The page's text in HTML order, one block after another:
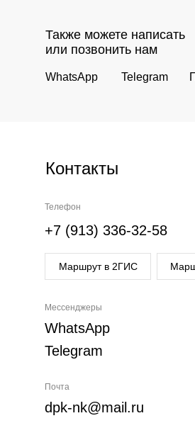
Telegram
WhatsApp
Также можете написать
или позвонить нам
Контакты
Мессенджеры
WhatsApp
Telegram
Телефон
+7 (913) 336-32-58
Почта
dpk-nk@mail.ru
Маршрут в 2ГИС